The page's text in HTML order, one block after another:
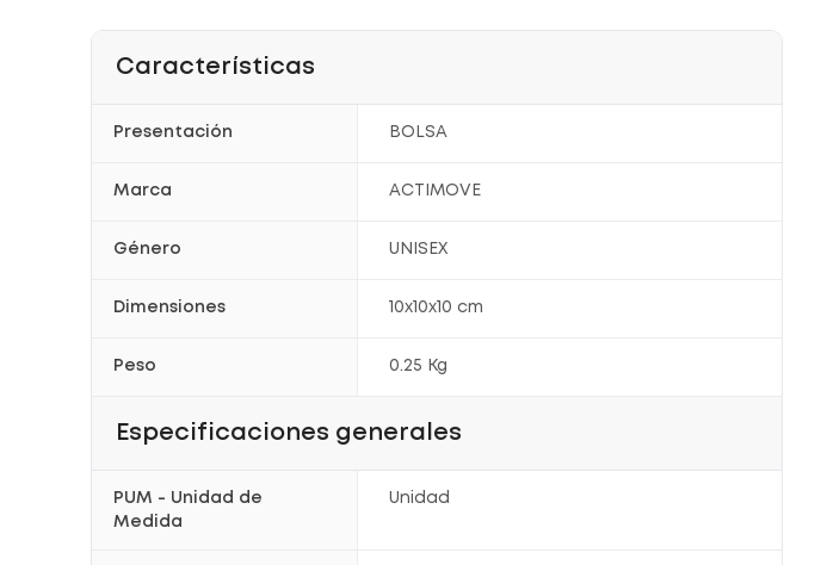
Características
Presentación BOLSA
Marca ACTIMOVE
Género UNISEX
Dimensiones 10x10x10 cm
Peso 0.25 Kg
Especificaciones generales
PUM - Unidad de
Medida
Unidad